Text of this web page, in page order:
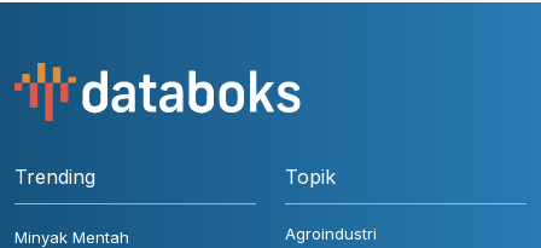
Trending
Minyak Mentah
Topik
Agroindustri